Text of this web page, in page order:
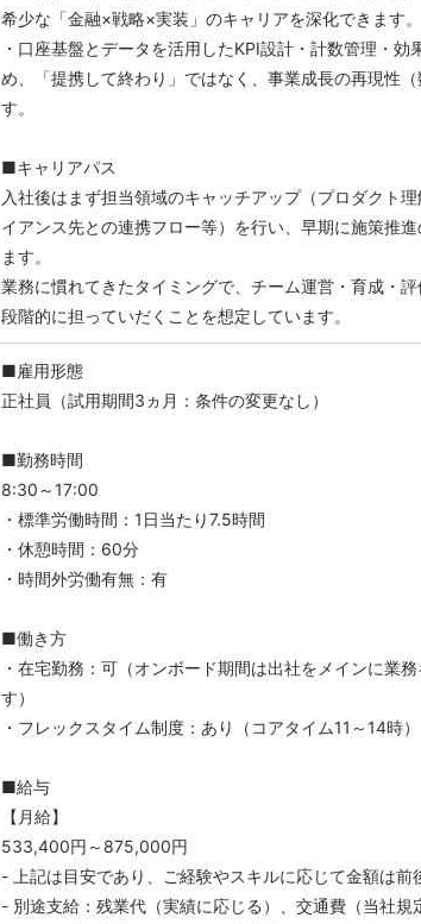
希少な「金融×戦略×実装」のキャリアを深化できます。
・口座基盤とデータを活用したKPI設計・計数管理・効
め、「提携して終わり」ではなく、事業成長の再現性
す。
■キャリアパス
入社後はまず担当領域のキャッチアップ（プロダクト
イアンス先との連携フロー等）を行い、早期に施策推
ます。
業務に慣れてきたタイミングで、チーム運営・育成・
段階的に担っていだくことを想定しています。
■雇用形態
正社員（試用期間3ヵ月：条件の変更なし）
■勤務時間
8:30～17:00
・標準労働時間：1日当たり7.5時間
・休憩時間：60分
・時間外労働有無：有
■働き方
・在宅勤務：可（オンボード期間は出社をメインに業
す）
・フレックスタイム制度：あり（コアタイム11～14時）
■給与
【月給】
533,400円～875,000円
- 上記は目安であり、ご経験やスキルに応じて金額は前
- 別途支給：残業代（実績に応じる）、交通費（当社規